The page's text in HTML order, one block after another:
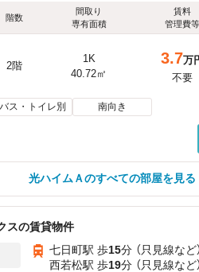
階数
間取り
専有面積
賃料
管理費等
2階
1K
40.72㎡
3.7万
不要
バス・トイレ別 南向き
光ハイムＡのすべての部屋を見る
スの賃貸物件
七日町駅 歩15分 （只見線など）
西若松駅 歩19分 （只見線など）